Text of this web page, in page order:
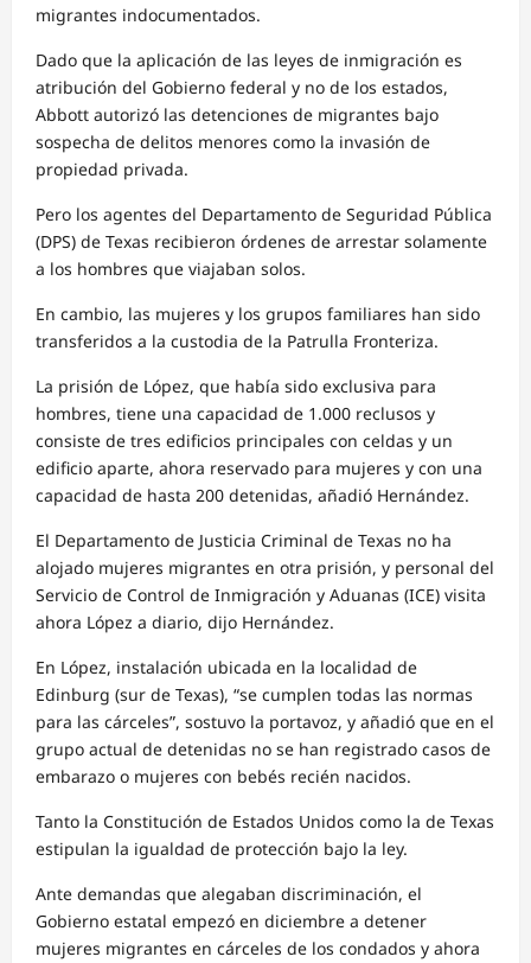
migrantes indocumentados.
Dado que la aplicación de las leyes de inmigración es
atribución del Gobierno federal y no de los estados,
Abbott autorizó las detenciones de migrantes bajo
sospecha de delitos menores como la invasión de
propiedad privada.
Pero los agentes del Departamento de Seguridad Pública
(DPS) de Texas recibieron órdenes de arrestar solamente
a los hombres que viajaban solos.
En cambio, las mujeres y los grupos familiares han sido
transferidos a la custodia de la Patrulla Fronteriza.
La prisión de López, que había sido exclusiva para
hombres, tiene una capacidad de 1.000 reclusos y
consiste de tres edificios principales con celdas y un
edificio aparte, ahora reservado para mujeres y con una
capacidad de hasta 200 detenidas, añadió Hernández.
El Departamento de Justicia Criminal de Texas no ha
alojado mujeres migrantes en otra prisión, y personal del
Servicio de Control de Inmigración y Aduanas (ICE) visita
ahora López a diario, dijo Hernández.
En López, instalación ubicada en la localidad de
Edinburg (sur de Texas), “se cumplen todas las normas
para las cárceles”, sostuvo la portavoz, y añadió que en el
grupo actual de detenidas no se han registrado casos de
embarazo o mujeres con bebés recién nacidos.
Tanto la Constitución de Estados Unidos como la de Texas
estipulan la igualdad de protección bajo la ley.
Ante demandas que alegaban discriminación, el
Gobierno estatal empezó en diciembre a detener
mujeres migrantes en cárceles de los condados y ahora